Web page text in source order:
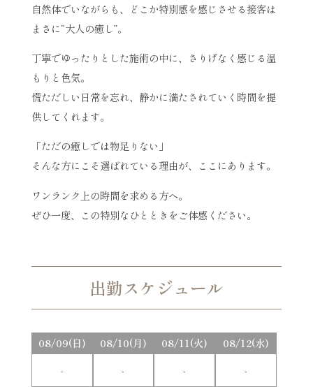
自然体でいながらも、どこか特別感を感じさせる接客は
まさに“大人の癒し”。
丁寧でゆったりとした施術の中に、さりげなく感じる温
もりと色気。
慌ただしい日常を忘れ、静かに満たされていく時間を提
供してくれます。
「ただの癒しでは物足りない」
そんな方にこそ選ばれている理由が、ここにあります。
ワンランク上の時間を求める方へ。
ぜひ一度、この特別なひとときをご体感ください。
出勤スケジュール
08/09(日)
-
08/10(月)
-
08/11(火)
-
08/12(水)
-